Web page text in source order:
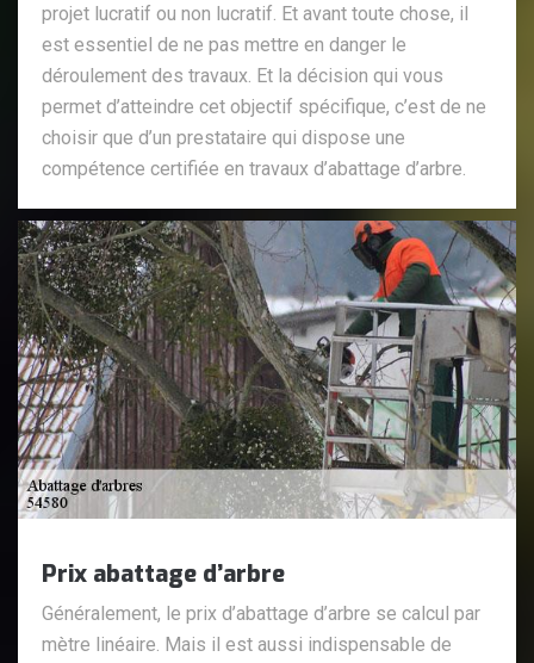
projet lucratif ou non lucratif. Et avant toute chose, il
est essentiel de ne pas mettre en danger le
déroulement des travaux. Et la décision qui vous
permet d’atteindre cet objectif spécifique, c’est de ne
choisir que d’un prestataire qui dispose une
compétence certifiée en travaux d’abattage d’arbre.
Prix abattage d’arbre
Généralement, le prix d’abattage d’arbre se calcul par
mètre linéaire. Mais il est aussi indispensable de